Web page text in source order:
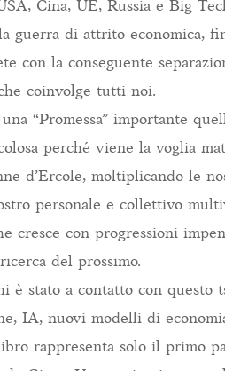
Cina, UE, Russia e Big
guerra di attrito economica,
con la conseguente
coinvolge tutti noi.
“Promessa” importante
perché viene la voglia
d’Ercole, moltiplicando le
personale e collettivo
cresce con progressioni
del prossimo.
è stato a contatto con questo
IA, nuovi modelli di
rappresenta solo il primo